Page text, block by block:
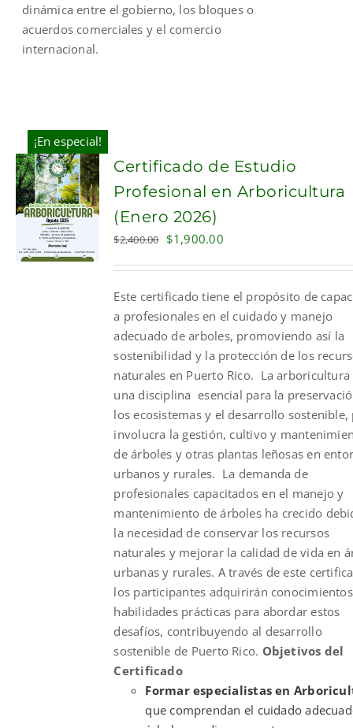
dinámica entre el gobierno, los bloques o
acuerdos comerciales y el comercio
internacional.
¡En especial!
ADD TO
CART
Certificado de Estudio
Profesional en Arboricultura
(Enero 2026)
$2,400.00 Original
$2,400.00.
$1,900.00Current
$1,900.00.
Este certificado tiene el propósito de
a profesionales en el cuidado y manejo
adecuado de arboles, promoviendo así la
sostenibilidad y la protección de los
naturales en Puerto Rico. La arboricultura
una disciplina esencial para la
los ecosistemas y el desarrollo sostenible,
involucra la gestión, cultivo y
de árboles y otras plantas leñosas en
urbanos y rurales. La demanda de
profesionales capacitados en el manejo y
mantenimiento de árboles ha crecido
la necesidad de conservar los recursos
naturales y mejorar la calidad de vida en
urbanas y rurales. A través de este
los participantes adquirirán
habilidades prácticas para abordar estos
desafíos, contribuyendo al desarrollo
sostenible de Puerto Rico. Objetivos del
Certificado
Formar especialistas en
que comprendan el cuidado